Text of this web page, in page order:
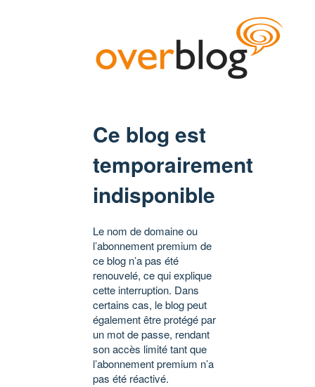
Ce blog est
temporairement
indisponible
Le nom de domaine ou
l’abonnement premium de
ce blog n’a pas été
renouvelé, ce qui explique
cette interruption. Dans
certains cas, le blog peut
également être protégé par
un mot de passe, rendant
son accès limité tant que
l’abonnement premium n’a
pas été réactivé.